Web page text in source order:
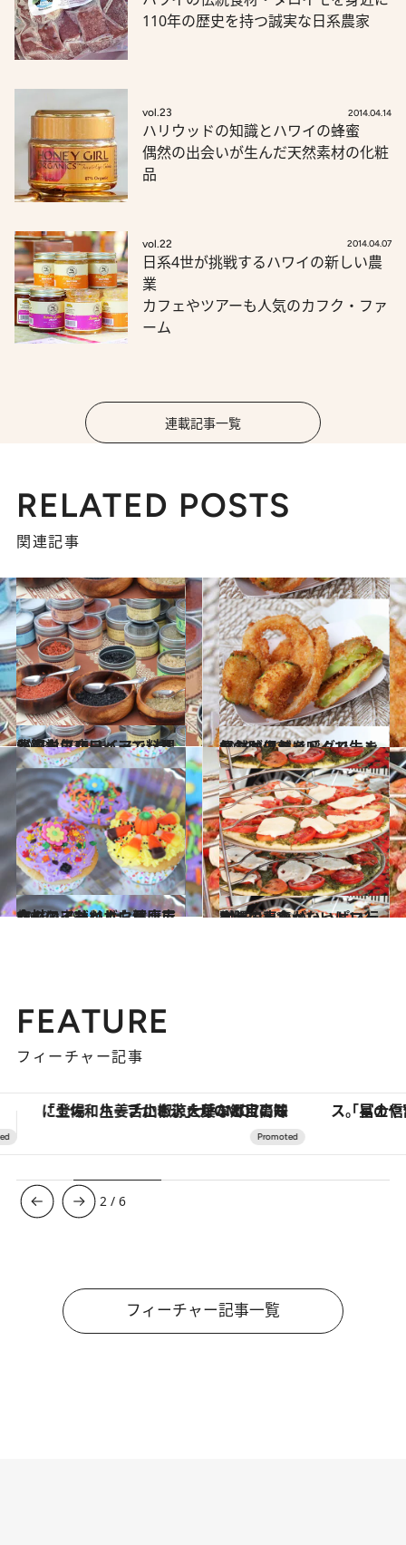
110年の歴史を持つ誠実な日系農家
vol.23 2014.04.14
ハリウッドの知識とハワイの蜂蜜
偶然の出会いが生んだ天然素材の化粧
品
vol.22 2014.04.07
日系4世が挑戦するハワイの新しい農
業
カフェやツアーも人気のカフク・ファ
ーム
連載記事一覧
RELATED POSTS
関連記事
2013.12.30
豊富なフレーバーで料理が簡単にハワイアンソルトの人気店
旅＆お出かけ 2013.12.23
偶然が偶然を呼んで生まれた味フライドグリーントマト
旅＆お出かけ
2013.12.9
食材にこだわり。健康志向のスイーツとお豆腐屋さんのアサイボウル
旅＆お出かけ 2013.11.25
太陽の恵みがいっぱい行列しても食べたいトマトピザ
旅＆お出かけ
FEATURE
フィーチャー記事
「星のや富士」でデジタルデトックス。冨士信仰の歴史を辿り、心身を調える。 【銀座で出合う最旬美容】美髪ケアや上質
3 /6
フィーチャー記事一覧